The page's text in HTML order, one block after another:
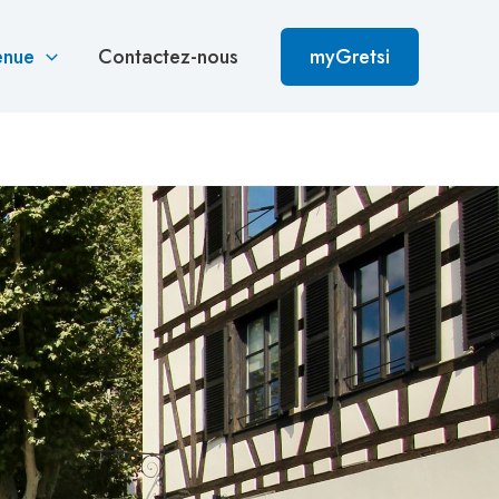
Contactez-nous myGretsi